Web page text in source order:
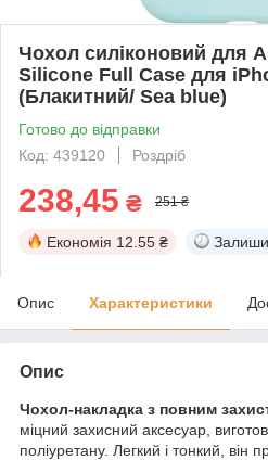
Чохол силіконовий для
Silicone Full Case для
(Блакитний/ Sea blue)
Готово до відправки
Код: 439120
Роздріб
238,45 ₴ 251 ₴
Економія 12.55 ₴
Опис Характеристики
Опис
Чохол-накладка з повним
міцний захисний аксесуар,
поліуретану. Легкий і тонкий, він